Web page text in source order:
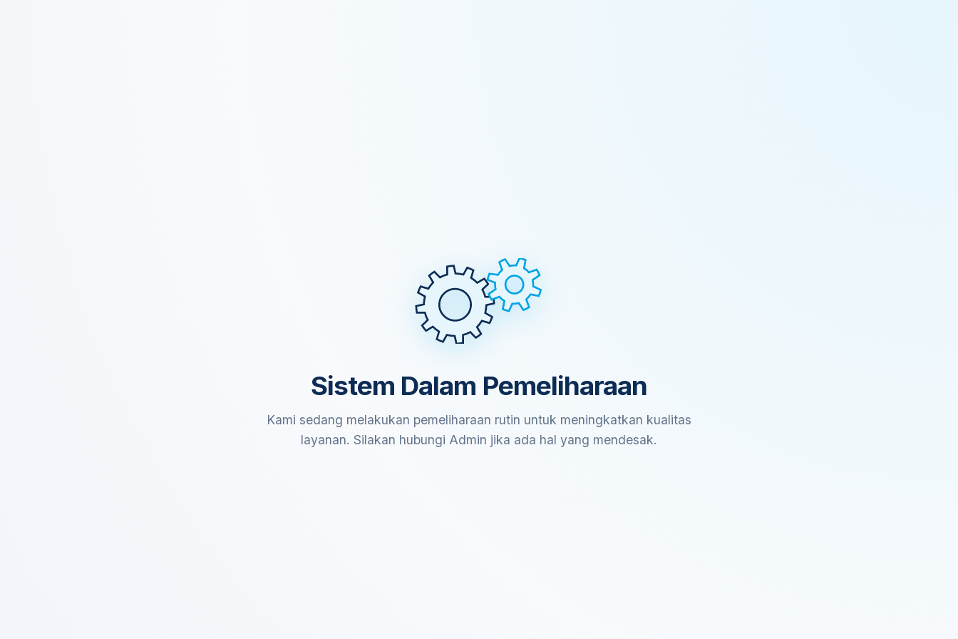
Sistem Dalam Pemeliharaan
Kami sedang melakukan pemeliharaan rutin untuk meningkatkan kualitas
layanan. Silakan hubungi Admin jika ada hal yang mendesak.